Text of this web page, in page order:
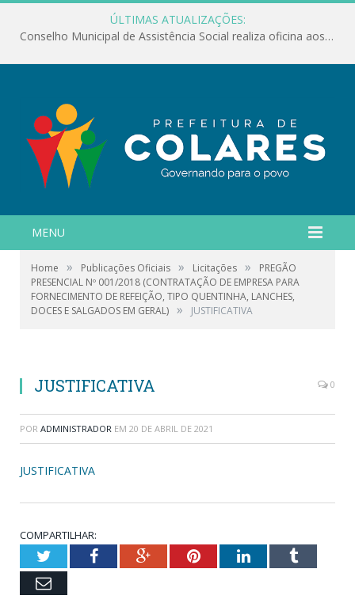
ÚLTIMAS ATUALIZAÇÕES:
Conselho Municipal de Assistência Social realiza oficina aos servidores
MENU
Home » Publicações Oficiais » Licitações »
PREGÃO
PRESENCIAL Nº 001/2018 (CONTRATAÇÃO DE EMPRESA PARA
FORNECIMENTO DE REFEIÇÃO, TIPO QUENTINHA, LANCHES,
DOCES E SALGADOS EM GERAL) » JUSTIFICATIVA
JUSTIFICATIVA 0
POR ADMINISTRADOR EM 20 DE ABRIL DE 2021
JUSTIFICATIVA
COMPARTILHAR:
TwitterFacebookGoogle+PinterestLinkedInTumblr
Email